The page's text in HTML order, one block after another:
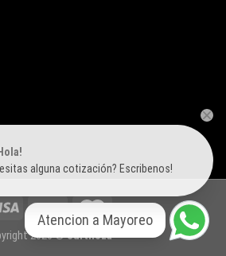
2026 ©Surtiloza
Hola!
alguna cotización? Escribenos!
Atencion a Mayoreo